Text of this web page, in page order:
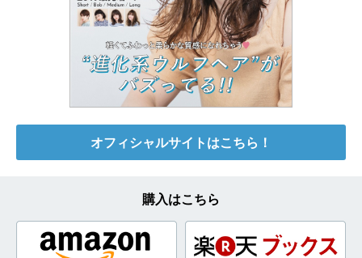
オフィシャルサイトはこちら！
購入はこちら